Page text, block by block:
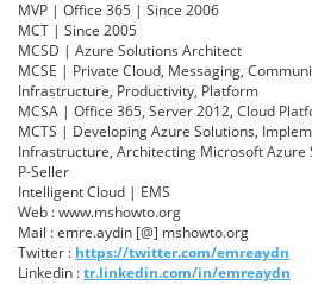
MVP | Office 365 | Since 2006
MCT | Since 2005
MCSD | Azure Solutions Architect
MCSE | Private Cloud, Messaging,
Infrastructure, Productivity, Platform
MCSA | Office 365, Server 2012, Cloud
MCTS | Developing Azure Solutions,
Infrastructure, Architecting Microsoft Azure
P-Seller
Intelligent Cloud | EMS
Web : www.mshowto.org
Mail : emre.aydin [@] mshowto.org
Twitter : https://twitter.com/emreaydn
Linkedin :tr.linkedin.com/in/emreaydn